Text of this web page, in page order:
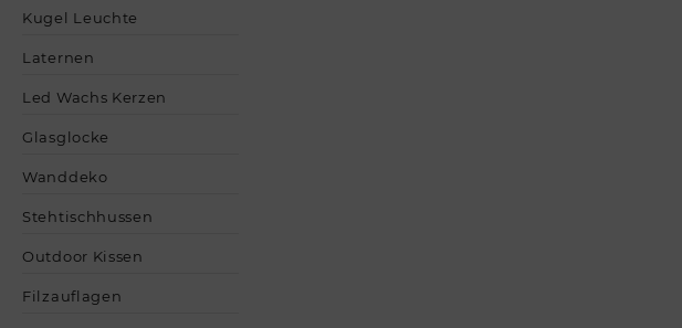
Kugel Leuchte
Laternen
Led Wachs Kerzen
Glasglocke
Wanddeko
Stehtischhussen
Outdoor Kissen
Filzauflagen